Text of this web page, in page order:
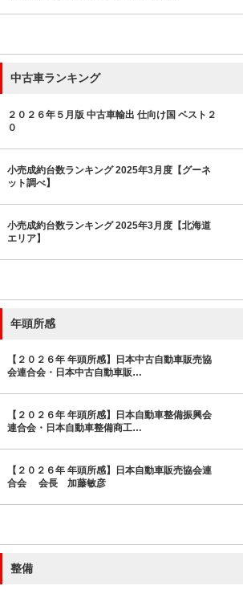
中古車ランキング
２０２６年５月版 中古車輸出 仕向け国 ベスト２
０
小売成約台数ランキング 2025年3月度【グーネ
ット調べ】
小売成約台数ランキング 2025年3月度【北海道
エリア】
年頭所感
【２０２６年 年頭所感】日本中古自動車販売協
会連合会・日本中古自動車販…
【２０２６年 年頭所感】日本自動車整備振興会
連合会・日本自動車整備商工…
【２０２６年 年頭所感】日本自動車販売協会連
合会 会長 加藤敏彦
整備